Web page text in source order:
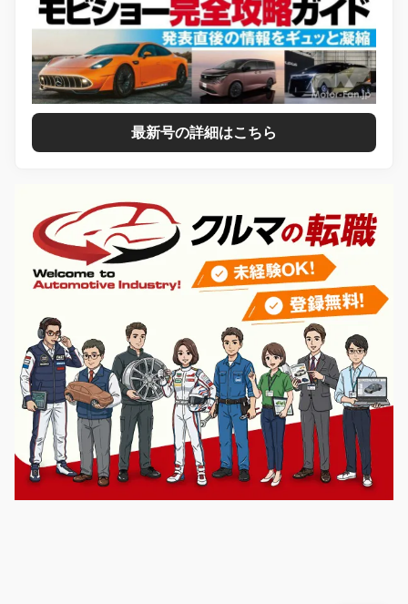
最新号の詳細はこちら